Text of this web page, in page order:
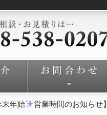
末年始 営業時間のお知らせ】